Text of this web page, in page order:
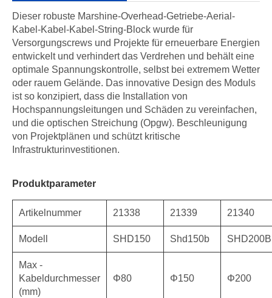
Dieser robuste Marshine-Overhead-Getriebe-Aerial-
Kabel-Kabel-Kabel-String-Block wurde für
Versorgungscrews und Projekte für erneuerbare Energien
entwickelt und verhindert das Verdrehen und behält eine
optimale Spannungskontrolle, selbst bei extremem Wetter
oder rauem Gelände. Das innovative Design des Moduls
ist so konzipiert, dass die Installation von
Hochspannungsleitungen und Schäden zu vereinfachen,
und die optischen Streichung (Opgw). Beschleunigung
von Projektplänen und schützt kritische
Infrastrukturinvestitionen.
Produktparameter
Artikelnummer 21338 21339 21340
Modell SHD150 Shd150b SHD200B
Max -
Kabeldurchmesser
(mm)
Φ80 Φ150 Φ200